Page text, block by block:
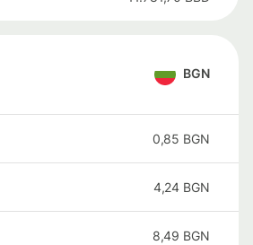
BGN
0,85 BGN
4,24 BGN
8,49 BGN